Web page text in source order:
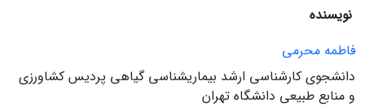
نویسنده
فاطمه محرمی
دانشجوی کارشناسی‏ ارشد بیماری‏شناسی گیاهی پردیس کشاورزی
و منابع طبیعی دانشگاه تهران